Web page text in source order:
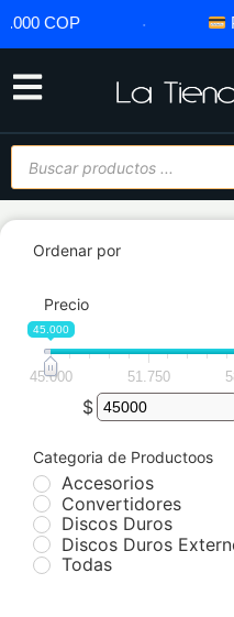
COP
Ordenar por
Precio
45.000
45.000 51.750
$
Categoria de Productoos
Accesorios
Convertidores
Discos Duros
Discos Duros
Todas